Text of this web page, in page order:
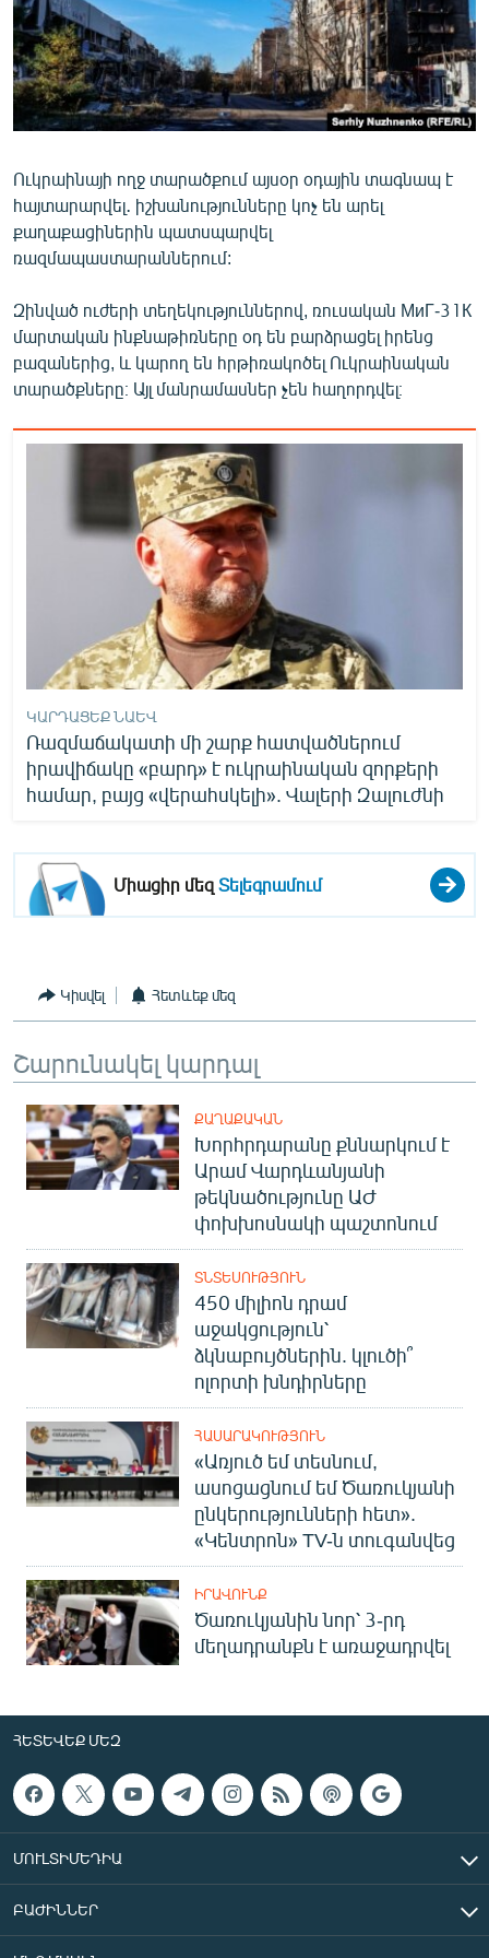
ՄԻՋԱԶԳԱՅԻՆ
ՄՇԱԿՈՒՅԹ
ՍՊՈՐՏ
ՄԵԿՆԱԲԱՆՈՒԹՅՈՒՆ
ՏՏ ԵՒ ԻՆՏԵՐՆԵՏ
ԿՈՐՈՆԱՎԻՐՈՒՍ
ԱՐԽԻՎ
ԲԱՆԱՎԵՃ
ՁԳՏԵԼՈՎ ԼԱՎԱԳՈՒՅՆԻՆ
«Ազատության» բոլոր կայքերը
Ուկրաինայի ողջ տարածքում այսօր օդային տագնապ է
հայտարարվել․ իշխանությունները կոչ են արել
քաղաքացիներին պատսպարվել
ռազմապաստարաններում:
Զինված ուժերի տեղեկություններով, ռուսական МиГ-31К
մարտական ինքնաթիռները օդ են բարձրացել իրենց
բազաներից, և կարող են հրթիռակոծել Ուկրաինական
տարածքները։ Այլ մանրամասներ չեն հաղորդվել։
ԿԱՐԴԱՑԵՔ ՆԱԵՎ
Ռազմաճակատի մի շարք հատվածներում
իրավիճակը «բարդ» է ուկրաինական զորքերի
համար, բայց «վերահսկելի». Վալերի Զալուժնի
Միացիր մեզՏելեգրամում
Կիսվել Հետևեք մեզ
Շարունակել կարդալ
ՔԱՂԱՔԱԿԱՆ
Խորհրդարանը քննարկում է
Արամ Վարդևանյանի
թեկնածությունը ԱԺ
փոխխոսնակի պաշտոնում
ՏՆՏԵՍՈՒԹՅՈՒՆ
450 միլիոն դրամ
աջակցություն՝
ձկնաբույծներին. կլուծի՞
ոլորտի խնդիրները
ՀԱՍԱՐԱԿՈՒԹՅՈՒՆ
«Առյուծ եմ տեսնում,
ասոցացնում եմ Ծառուկյանի
ընկերությունների հետ».
«Կենտրոն» TV-ն տուգանվեց
ԻՐԱՎՈՒՆՔ
Ծառուկյանին նոր՝ 3-րդ
մեղադրանքն է առաջադրվել
ՀԵՏԵՎԵՔ ՄԵԶ
ՄՈՒԼՏԻՄԵԴԻԱ
ԲԱԺԻՆՆԵՐ